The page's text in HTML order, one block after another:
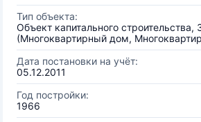
Тип объекта:
Объект капитального строительства,
(Многоквартирный дом,
Дата постановки на учёт:
05.12.2011
Год постройки:
1966